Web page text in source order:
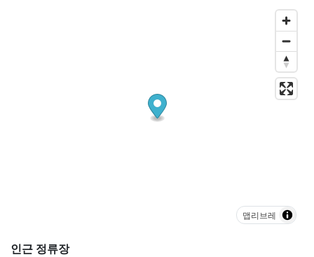
맵리브레
인근 정류장